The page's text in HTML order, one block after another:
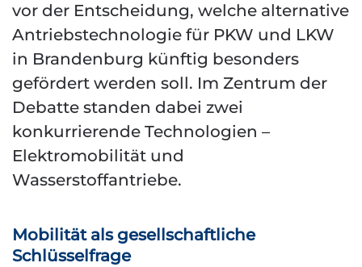
vor der Entscheidung, welche alternative
Antriebstechnologie für PKW und LKW
in Brandenburg künftig besonders
gefördert werden soll. Im Zentrum der
Debatte standen dabei zwei
konkurrierende Technologien –
Elektromobilität und
Wasserstoffantriebe.
Mobilität als gesellschaftliche
Schlüsselfrage